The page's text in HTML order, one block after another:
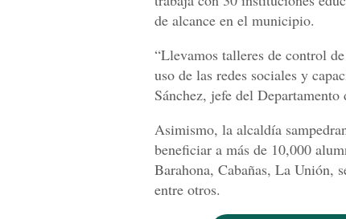
de alcance en el municipio.
“Llevamos talleres de control
uso de las redes sociales y
Sánchez, jefe del Departamento
Asimismo, la alcaldía
beneficiar a más de 10,000
Barahona, Cabañas, La Unión,
entre otros.